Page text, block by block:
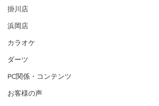
掛川店
浜岡店
カラオケ
ダーツ
PC関係・コンテンツ
お客様の声